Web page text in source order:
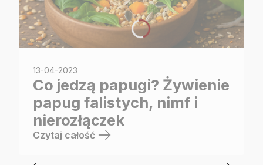
13-04-2023
Co jedzą papugi? Żywienie
papug falistych, nimf i
nierozłączek
Czytaj całość